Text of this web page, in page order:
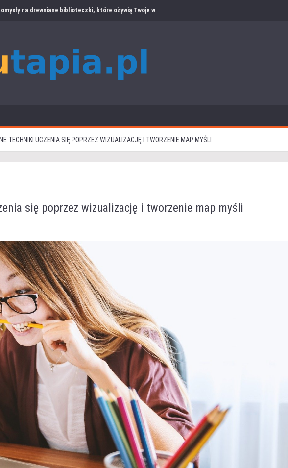
na drewniane biblioteczki, które ożywią Twoje wnętrze
TECHNIKI UCZENIA SIĘ POPRZEZ WIZUALIZACJĘ I TWORZENIE MAP MYŚLI
się poprzez wizualizację i tworzenie map myśli